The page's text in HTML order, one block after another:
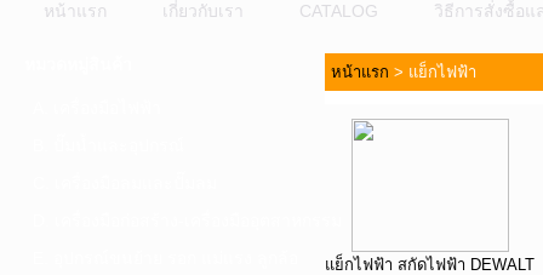
หน้าแรก เกี่ยวกับเรา CATALOG วิธีการสั่งซื้อแ
หน้าแรก > แย็กไฟฟ้า
แย็กไฟฟ้า สกัดไฟฟ้า DEWALT